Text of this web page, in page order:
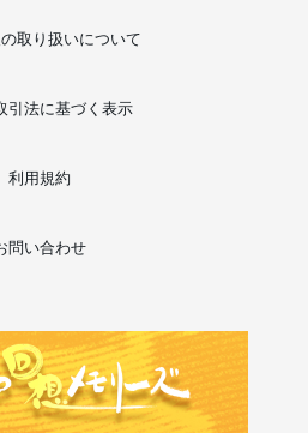
取り扱いについて
引法に基づく表示
利用規約
問い合わせ